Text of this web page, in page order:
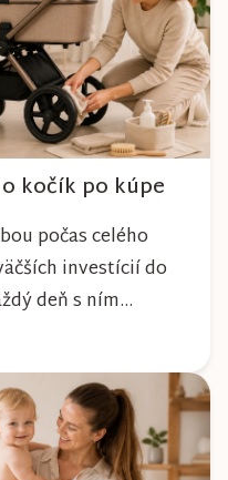
kočík po kúpe
počas celého
investícií do
deň s ním
v parkoch,
nepriaznivého
si však
spoľahlivo slúžiť
krásny vzhľ...